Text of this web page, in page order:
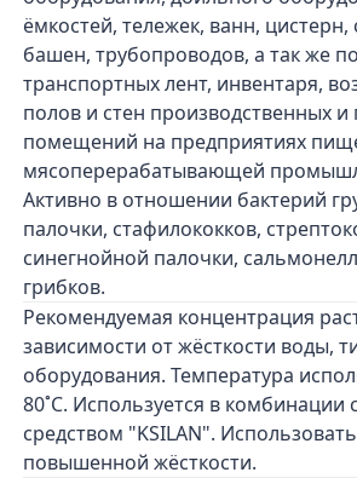
ёмкостей, тележек, ванн,
башен, трубопроводов, а так же
транспортных лент, инвентаря,
полов и стен производственных
помещений на предприятиях
мясоперерабатывающей
Активно в отношении бактерий
палочки, стафилококков,
синегнойной палочки,
грибков.
Рекомендуемая концентрация
зависимости от жёсткости воды,
оборудования. Температура
80˚С. Используется в
средством "KSILAN".
повышенной жёсткости.